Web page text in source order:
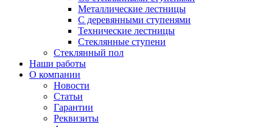
Металлические лестницы
С деревянными ступенями
Технические лестницы
Стеклянные ступени
Стеклянный пол
Наши работы
О компании
Новости
Статьи
Гарантии
Реквизиты